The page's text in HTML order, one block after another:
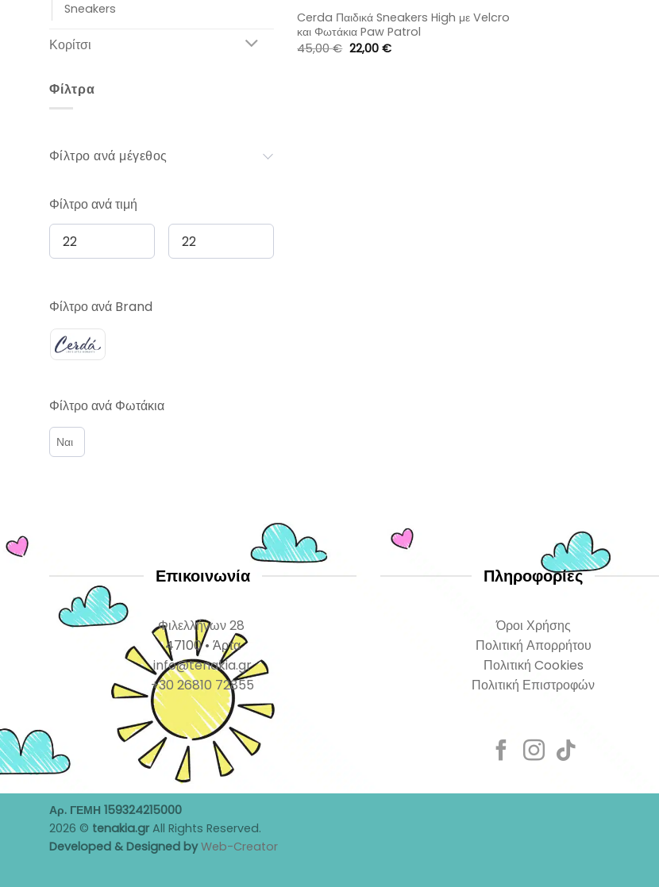
Sneakers
Κορίτσι
Φίλτρα
Φίλτρο ανά μέγεθος
Φίλτρο ανά τιμή
Φίλτρο ανά Brand
Φίλτρο ανά Φωτάκια
Ναι
Cerda Παιδικά Sneakers High με Velcro
και Φωτάκια Paw Patrol
45,00€ Original
price
22,00 €Η
Επικοινωνία
Φιλελλήνων 28
47100 • Άρτα
info@tenakia.gr
+30 26810 72855
Πληροφορίες
Όροι Χρήσης
Πολιτική Απορρήτου
Πολιτική Cookies
Πολιτική Επιστροφών
Αρ. ΓΕΜΗ 159324215000
2026 © tenakia.gr All Rights Reserved.
Developed & Designed byWeb-Creator